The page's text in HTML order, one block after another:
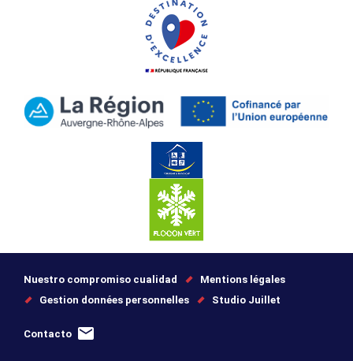
Nuestro compromiso cualidad
Mentions légales
Gestion données personnelles
Studio Juillet
Contacto